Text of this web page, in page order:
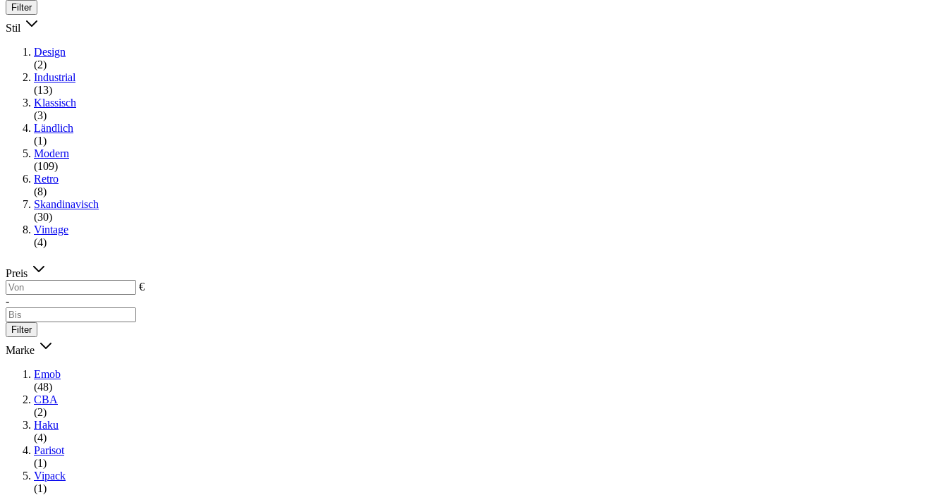
Filter
Stil
Design
(2)
Industrial
(13)
Klassisch
(3)
Ländlich
(1)
Modern
(109)
Retro
(8)
Skandinavisch
(30)
Vintage
(4)
Preis
€
-
Filter
Marke
Emob
(48)
CBA
(2)
Haku
(4)
Parisot
(1)
Vipack
(1)